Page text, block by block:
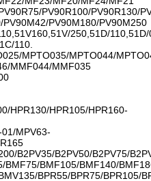
PV90R100/PV90R130/
PV90M180/PV90M250
250,51D/
110.
MPTO035/MPTO044/
MMF044/MMF035
HPR130/HPR105/HPR160-
MPV63-
B2PV35/B2PV50/B2PV75/
BMF75/BMF105/BMF140/
BPR55/BPR75/BPR105/